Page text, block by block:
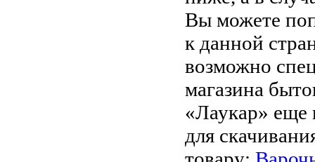
Вы можете
к данной
возможно
магазина
«Лаукар» еще
для